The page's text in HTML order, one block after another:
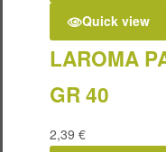
Quick view
LAROMA
GR 40
2,39 €